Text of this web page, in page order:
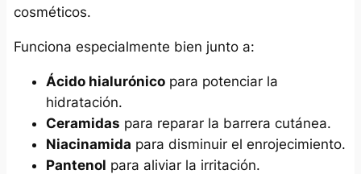
cosméticos.
Funciona especialmente bien junto a:
Ácido hialurónicopara potenciar la
hidratación.
Ceramidas para reparar la barrera cutánea.
Niacinamida para disminuir el enrojecimiento.
Pantenol para aliviar la irritación.